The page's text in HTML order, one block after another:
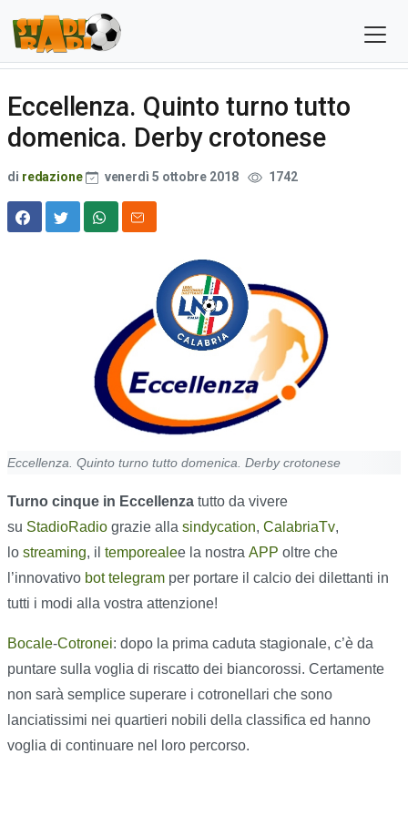
Eccellenza. Quinto turno tutto
domenica. Derby crotonese
di redazione venerdì 5 ottobre 2018 1742
Eccellenza. Quinto turno tutto domenica. Derby crotonese
Turno cinque in Eccellenza tutto da vivere
su StadioRadio grazie alla sindycation, CalabriaTv,
lo streaming, il temporealee la nostra APP oltre che
l’innovativo bot telegram per portare il calcio dei dilettanti in
tutti i modi alla vostra attenzione!
Bocale-Cotronei: dopo la prima caduta stagionale, c’è da
puntare sulla voglia di riscatto dei biancorossi. Certamente
non sarà semplice superare i cotronellari che sono
lanciatissimi nei quartieri nobili della classifica ed hanno
voglia di continuare nel loro percorso.